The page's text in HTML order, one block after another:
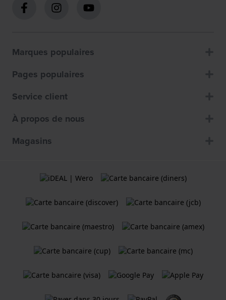
Marques populaires
Pages populaires
Service client
À propos de nous
Magasins